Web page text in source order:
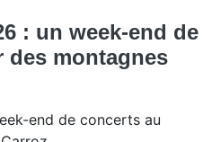
: un week-end de
montagnes
end de concerts au